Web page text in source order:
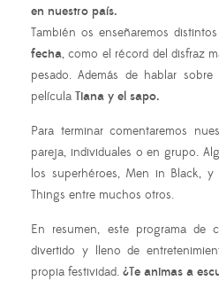
en nuestro país.
También os enseñaremos distintos
fecha, como el récord del disfraz
pesado. Además de hablar
película Tiana y el sapo.
Para terminar comentaremos
pareja, individuales o en grupo.
los superhéroes, Men in Black, y
Things entre muchos otros.
En resumen, este programa de
divertido y lleno de
propia festividad. ¿Te animas a